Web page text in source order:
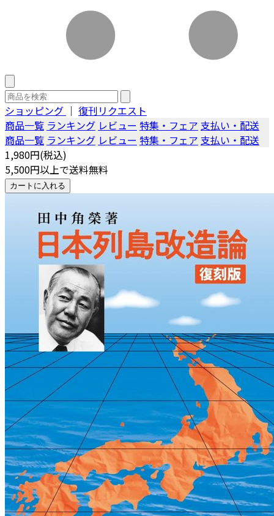
ショッピング ｜ 復刊リクエスト
商品一覧 ランキング レビュー 特集・フェア 支払い・配送
商品一覧 ランキング レビュー 特集・フェア 支払い・配送
1,980円(税込)
5,500円以上で送料無料
カートに入れる